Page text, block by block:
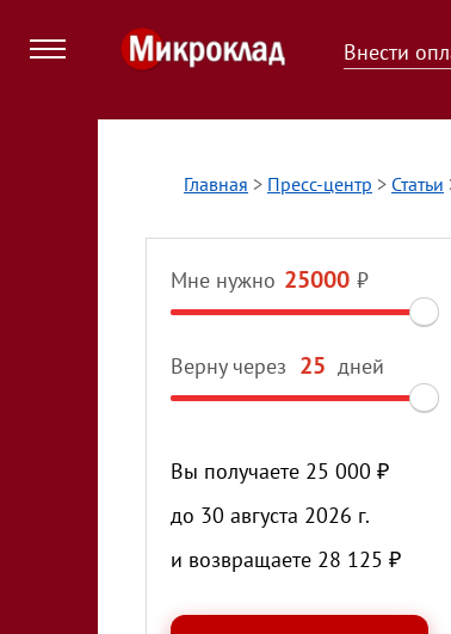
Внести
Главная > Пресс-центр > Статьи
Мне нужно ₽
Верну через дней
Вы получаете 25 000 ₽
до 30 августа 2026 г.
и возвращаете 28 125 ₽